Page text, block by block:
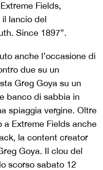
Fields,
lancio del
Since 1897”.
anche l’occasione di
due su un
Greg Goya su un
banco di sabbia in
spiaggia vergine. Oltre
Extreme Fields anche
la content creator
Goya. Il clou del
scorso sabato 12